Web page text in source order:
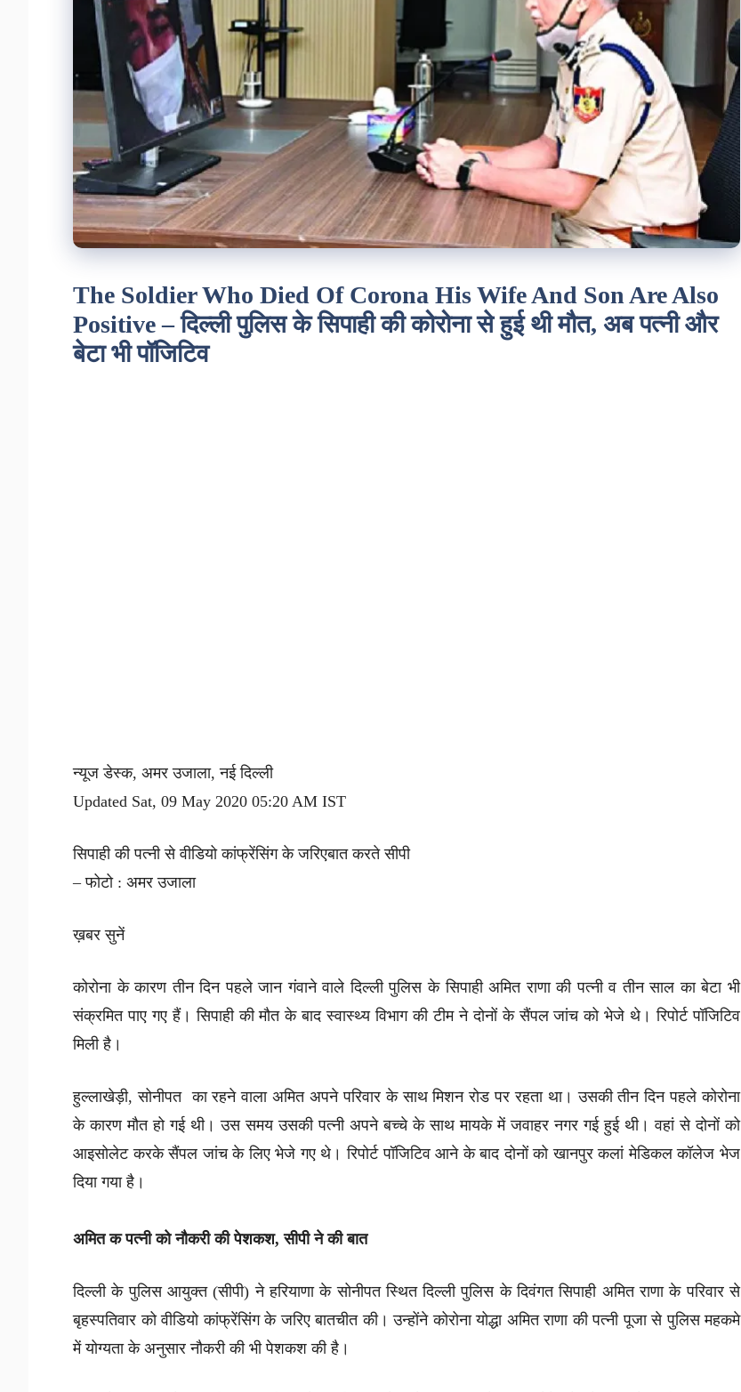
The Soldier Who Died Of Corona His Wife And Son Are Also
Positive – दिल्ली पुलिस के सिपाही की कोरोना से हुई थी मौत, अब पत्नी और
बेटा भी पॉजिटिव
न्यूज डेस्क, अमर उजाला, नई दिल्ली
Updated Sat, 09 May 2020 05:20 AM IST
सिपाही की पत्नी से वीडियो कांफ्रेंसिंग के जरिएबात करते सीपी
– फोटो : अमर उजाला
ख़बर सुनें
कोरोना के कारण तीन दिन पहले जान गंवाने वाले दिल्ली पुलिस के सिपाही अमित राणा की पत्नी व तीन साल का बेटा भी
संक्रमित पाए गए हैं। सिपाही की मौत के बाद स्वास्थ्य विभाग की टीम ने दोनों के सैंपल जांच को भेजे थे। रिपोर्ट पॉजिटिव
मिली है।
हुल्लाखेड़ी, सोनीपत का रहने वाला अमित अपने परिवार के साथ मिशन रोड पर रहता था। उसकी तीन दिन पहले कोरोना
के कारण मौत हो गई थी। उस समय उसकी पत्नी अपने बच्चे के साथ मायके में जवाहर नगर गई हुई थी। वहां से दोनों को
आइसोलेट करके सैंपल जांच के लिए भेजे गए थे। रिपोर्ट पॉजिटिव आने के बाद दोनों को खानपुर कलां मेडिकल कॉलेज भेज
दिया गया है।
अमित क पत्नी को नौकरी की पेशकश, सीपी ने की बात
दिल्ली के पुलिस आयुक्त (सीपी) ने हरियाणा के सोनीपत स्थित दिल्ली पुलिस के दिवंगत सिपाही अमित राणा के परिवार से
बृहस्पतिवार को वीडियो कांफ्रेंसिंग के जरिए बातचीत की। उन्होंने कोरोना योद्धा अमित राणा की पत्नी पूजा से पुलिस महकमे
में योग्यता के अनुसार नौकरी की भी पेशकश की है।